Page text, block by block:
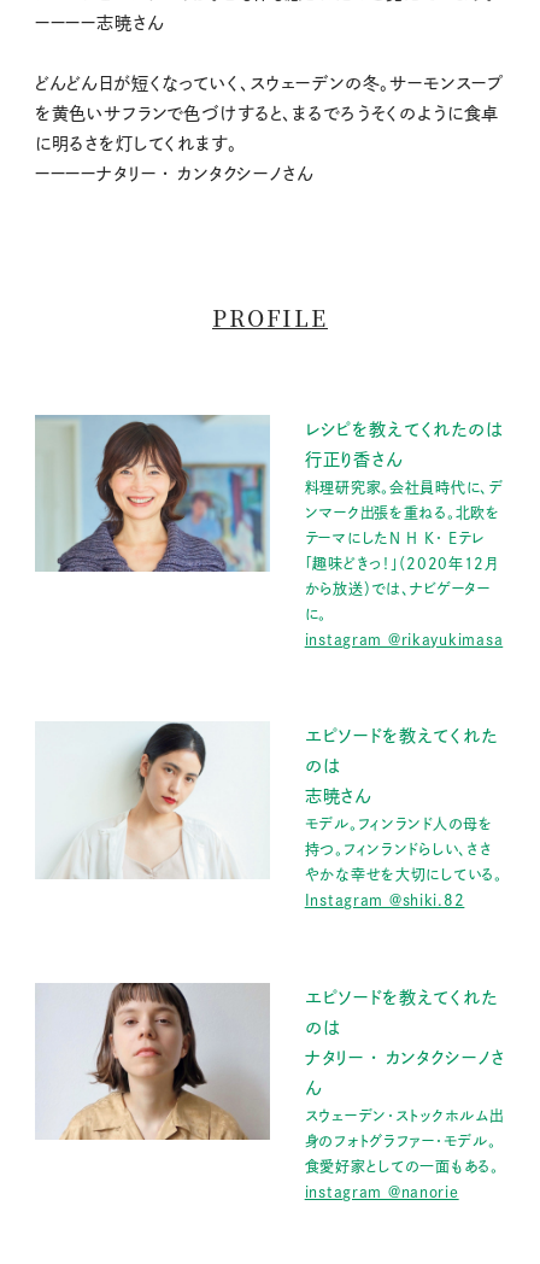
ーーーー志暁さん
どんどん日が短くなっていく、スウェーデンの冬。サーモンスープ
を黄色いサフランで色づけすると、まるでろうそくのように食卓
に明るさを灯してくれます。
ーーーーナタリー ・ カンタクシーノさん
PROFILE
レシピを教えてくれたのは
行正り香さん
料理研究家。会社員時代に、デ
ンマーク出張を重ねる。北欧を
テーマにしたN H K・ Eテレ
「趣味どきっ！」（2020年12月
から放送）では、ナビゲーター
に。
instagram @rikayukimasa
エピソードを教えてくれた
のは
志暁さん
モデル。フィンランド人の母を
持つ。フィンランドらしい、ささ
やかな幸せを大切にしている。
Instagram @shiki.82
エピソードを教えてくれた
のは
ナタリー ・ カンタクシーノさ
ん
スウェーデン・ストックホルム出
身のフォトグラファー・モデル。
食愛好家としての一面もある。
instagram @nanorie